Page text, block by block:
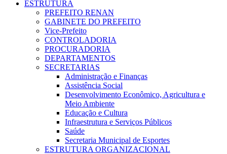
ESTRUTURA
PREFEITO RENAN
GABINETE DO PREFEITO
Vice-Prefeito
CONTROLADORIA
PROCURADORIA
DEPARTAMENTOS
SECRETARIAS
Administração e Finanças
Assistência Social
Desenvolvimento Econômico, Agricultura e
Meio Ambiente
Educação e Cultura
Infraestrutura e Serviços Públicos
Saúde
Secretaria Municipal de Esportes
ESTRUTURA ORGANIZACIONAL